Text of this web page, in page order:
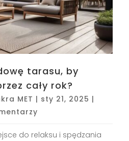
tarasu, by
cały rok?
MET | sty 21, 2025 |
do relaksu i spędzania